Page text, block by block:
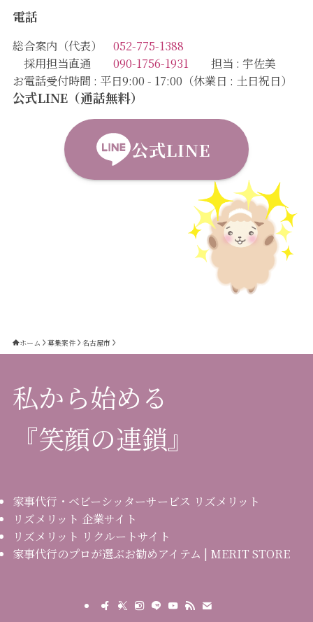
電話
総合案内（代表） 052-775-1388
採用担当直通 090-1756-1931 担当 : 宇佐美
お電話受付時間 : 平日9:00 - 17:00（休業日 : 土日祝日）
公式LINE（通話無料）
公式LINE
ホーム 募集案件 名古屋市
私から始める
『笑顔の連鎖』
家事代行・ベビーシッターサービス リズメリット
リズメリット 企業サイト
リズメリット リクルートサイト
家事代行のプロが選ぶお勧めアイテム | MERIT STORE